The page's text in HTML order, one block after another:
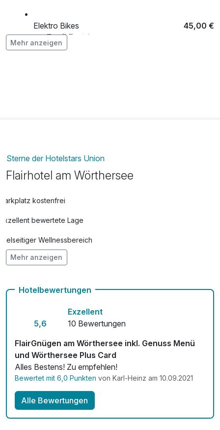
Elektro Bikes 45,00 €
pro Tag (1 Tag/e)
Mehr anzeigen
Sterne der Hotelstars Union
Flairhotel am Wörthersee
Parkplatz kostenfrei
Exzellent bewertete Lage
Vielseitiger Wellnessbereich
Hunde im Hotel erlaubt für 20,00 € pro Stück / Nacht
Kostenloses W-LAN
Zimmerservice verfügbar
Mit Hotelbar
Mehr anzeigen
Hotelbewertungen
5,6
Exzellent
10 Bewertungen
FlairGnügen am Wörthersee inkl. Genuss Menü
und Wörthersee Plus Card
Alles Bestens! Zu empfehlen!
Bewertet mit 6,0 Punkten von Karl-Heinz am 10.09.2021
Alle Bewertungen